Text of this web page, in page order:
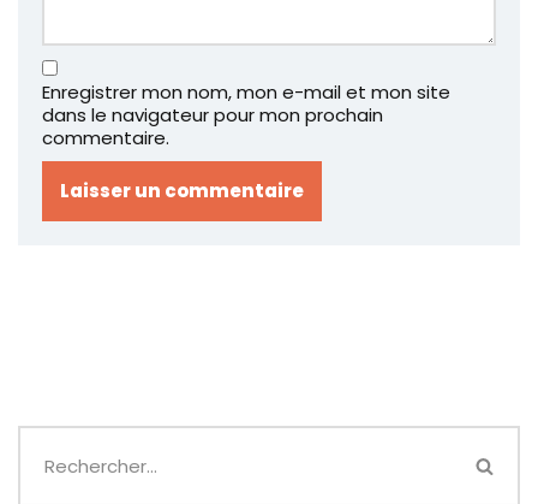
Enregistrer mon nom, mon e-mail et mon site
dans le navigateur pour mon prochain
commentaire.